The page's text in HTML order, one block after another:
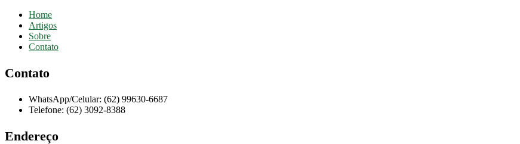
Home
Artigos
Sobre
Contato
Contato
WhatsApp/Celular: (62) 99630-6687
Telefone: (62) 3092-8388
Endereço